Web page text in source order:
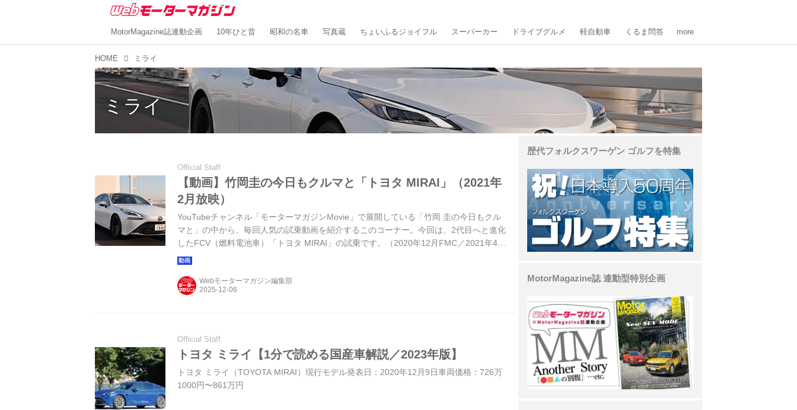
MotorMagazine誌連動企画 10年ひと昔 昭和の名車 写真蔵 ちょいふるジョイフル スーパーカー ドライブグルメ 軽自動車 くるま問答 more
HOME ミライ
ミライ
Official Staff
【動画】竹岡圭の今日もクルマと「トヨタ MIRAI」（2021年
2月放映）
YouTubeチャンネル「モーターマガジンMovie」で展開している「竹岡 圭の今日もクル
マと」の中から、毎回人気の試乗動画を紹介するこのコーナー。今回は、2代目へと進化
したFCV（燃料電池車）「トヨタ MIRAI」の試乗です。（2020年12月FMC／2021年4月
車種追加／2022年12月一部改良／2023年12月一部改良、2024年12月一部改良で「Z」
Webモーターマガジン編集部
Official Staff
トヨタ ミライ【1分で読める国産車解説／2023年版】
トヨタ ミライ（TOYOTA MIRAI）現行モデル発表日：2020年12月9日車両価格：726万
1000円〜861万円
歴代フォルクスワーゲン ゴルフを特集
MotorMagazine誌 連動型特別企画